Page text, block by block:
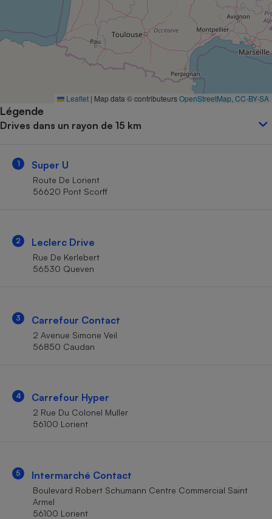
Leaflet | Map data © contributeursOpenStreetMap CC-BY-SA
Légende
Drives dans un rayon de 15 km
1 Super U
Route De Lorient
56620 Pont Scorff
2 Leclerc Drive
Rue De Kerlebert
56530 Queven
3 Carrefour Contact
2 Avenue Simone Veil
56850 Caudan
4 Carrefour Hyper
2 Rue Du Colonel Muller
56100 Lorient
5 Intermarché Contact
Boulevard Robert Schumann Centre Commercial Saint
Armel
56100 Lorient
Complément
alimentaire
Assurance emprunteur
Petit électroménager -
Mutuelle